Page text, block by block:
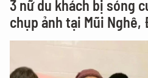
3 nữ du khách bị sóng
chụp ảnh tại Mũi Nghê,